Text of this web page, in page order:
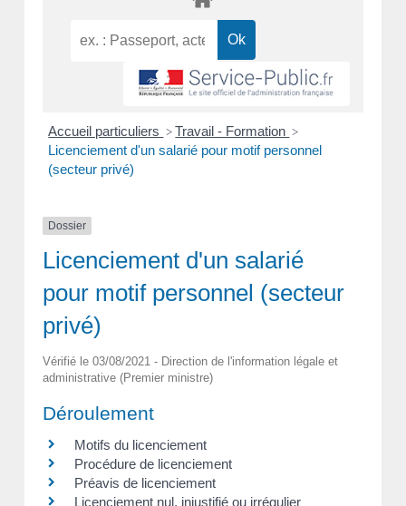
Accueil particuliers > Travail - Formation >
Licenciement d'un salarié pour motif personnel
(secteur privé)
Dossier
Licenciement d'un salarié
pour motif personnel (secteur
privé)
Vérifié le 03/08/2021 - Direction de l'information légale et
administrative (Premier ministre)
Déroulement
Motifs du licenciement
Procédure de licenciement
Préavis de licenciement
Licenciement nul, injustifié ou irrégulier